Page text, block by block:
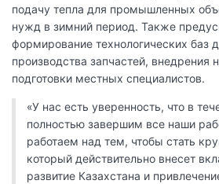
подачу тепла для промышленных
нужд в зимний период. Также
формирование технологических баз
производства запчастей, внедрения
подготовки местных специалистов.
«У нас есть уверенность, что в
полностью завершим все наши
работаем над тем, чтобы стать
который действительно внесет
развитие Казахстана и